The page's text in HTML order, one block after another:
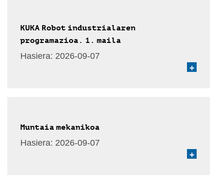
KUKA Robot industrialaren
programazioa. 1. maila
Hasiera: 2026-09-07
+
Muntaia mekanikoa
Hasiera: 2026-09-07
+